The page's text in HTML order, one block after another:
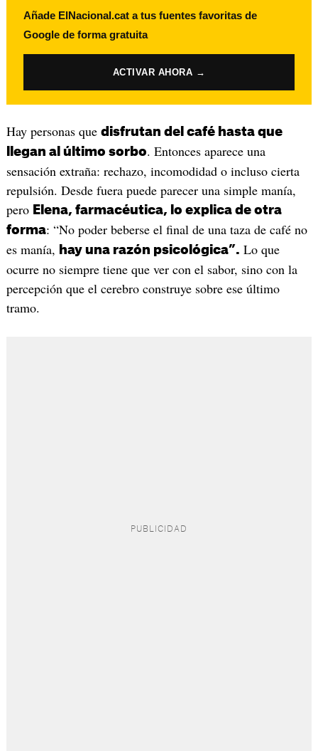
Añade ElNacional.cat a tus fuentes favoritas de
Google de forma gratuita
ACTIVAR AHORA →
Hay personas que disfrutan del café hasta que
llegan al último sorbo. Entonces aparece una
sensación extraña: rechazo, incomodidad o incluso cierta
repulsión. Desde fuera puede parecer una simple manía,
pero Elena, farmacéutica, lo explica de otra
forma: “No poder beberse el final de una taza de café no
es manía, hay una razón psicológica”. Lo que
ocurre no siempre tiene que ver con el sabor, sino con la
percepción que el cerebro construye sobre ese último
tramo.